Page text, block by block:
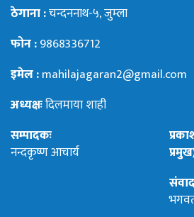
ठेगाना :चन्दननाथ-५, जुम्ला
फोन :9868336712
इमेल :mahilajagaran2@gmail.com
अध्यक्षःदिलमाया शाही
सम्पादकः
नन्दकृष्ण आचार्य